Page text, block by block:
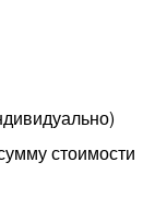
стоимости